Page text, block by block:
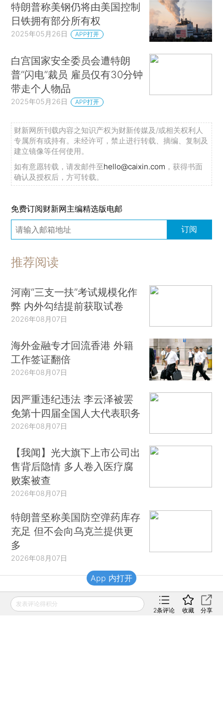
特朗普称美钢仍将由美国控制
日铁拥有部分所有权
2025年05月26日 APP打开
白宫国家安全委员会遭特朗
普“闪电”裁员 雇员仅有30分钟
带走个人物品
2025年05月26日 APP打开
财新网所刊载内容之知识产权为财新传媒及/或相关权利人
专属所有或持有。未经许可，禁止进行转载、摘编、复制及
建立镜像等任何使用。
如有意愿转载，请发邮件至hello@caixin.com ，获得书面
确认及授权后，方可转载。
免费订阅财新网主编精选版电邮
订阅
推荐阅读
河南“三支一扶”考试规模化作
弊 内外勾结提前获取试卷
2026年08月07日
海外金融专才回流香港 外籍
工作签证翻倍
2026年08月07日
因严重违纪违法 李云泽被罢
免第十四届全国人大代表职务
2026年08月07日
【我闻】光大旗下上市公司出
售背后隐情 多人卷入医疗腐
败案被查
2026年08月07日
特朗普坚称美国防空弹药库存
充足 但不会向乌克兰提供更
多
2026年08月07日
财新移动
发表评论得积分
2条评论 收藏 分享
App 内打开